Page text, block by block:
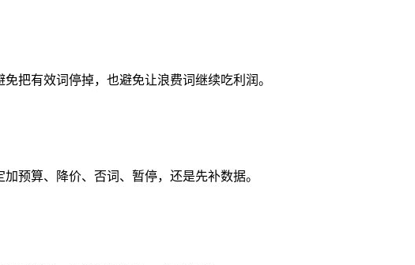
把有效词停掉，也避免让浪费词继续吃利润。
预算、降价、否词、暂停，还是先补数据。